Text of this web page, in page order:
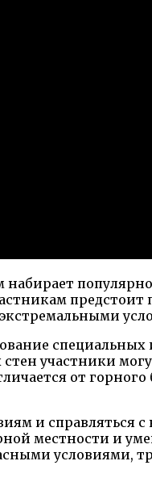
участники
от горного
и
местности и